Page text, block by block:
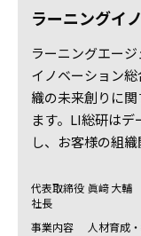
ラーニングイ
ラーニングエー
イノベーション
織の未来創りに
ます。LI総研は
し、お客様の組織
代表取締役
社長
眞﨑 大輔
事業内容
人材育成